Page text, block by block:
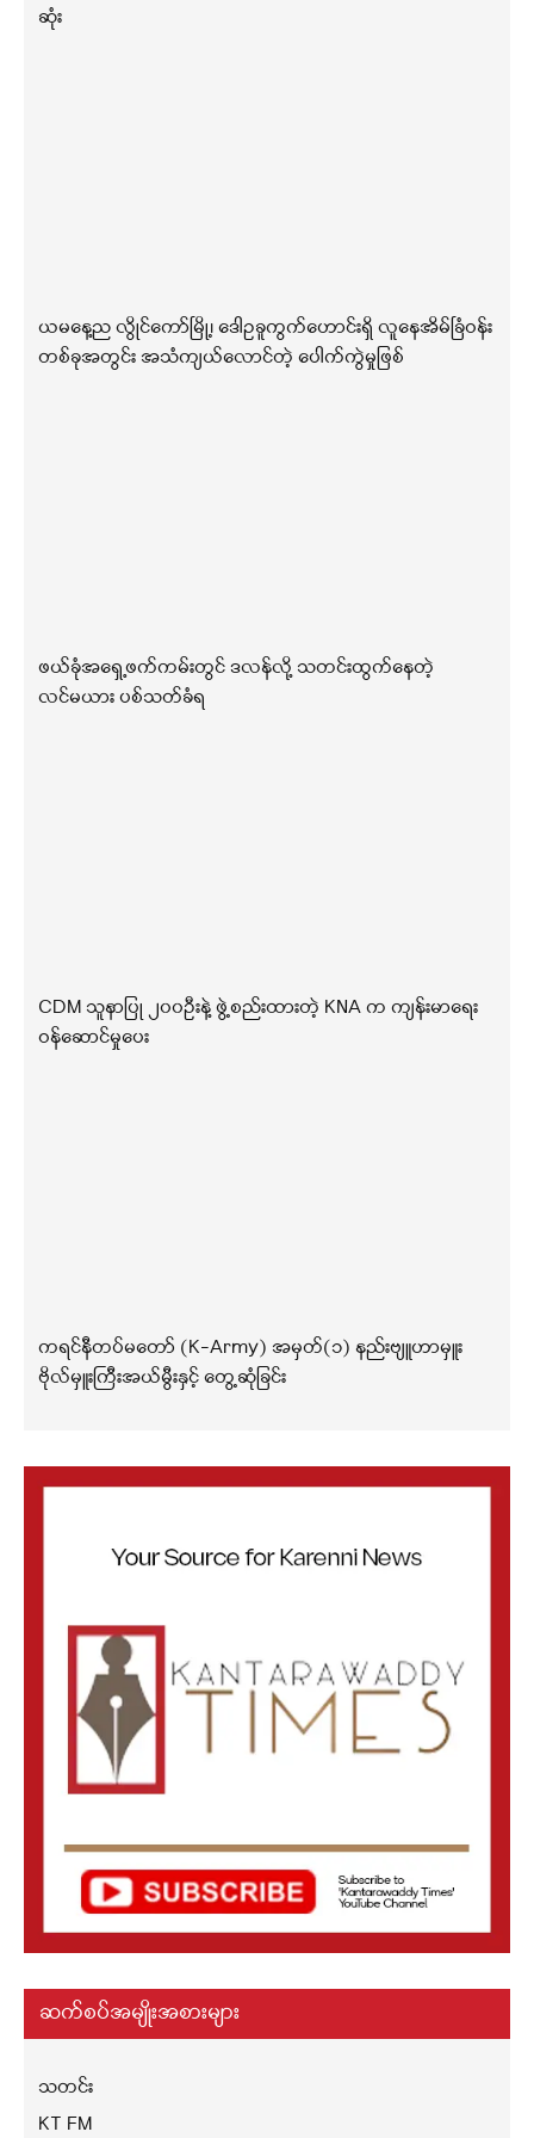
ဆုံး
ယမနေ့ည လွိုင်ကော်မြို့၊ ဒေါဥခူကွက်ဟောင်းရှိ လူနေအိမ်ခြံဝန်း
တစ်ခုအတွင်း အသံကျယ်လောင်တဲ့ ပေါက်ကွဲမှုဖြစ်
ဖယ်ခုံအရှေ့ဖက်ကမ်းတွင် ဒလန်လို့ သတင်းထွက်နေတဲ့
လင်မယား ပစ်သတ်ခံရ
CDM သူနာပြု ၂၀၀ဦးနဲ့ ဖွဲ့စည်းထားတဲ့ KNA က ကျန်းမာရေး
ဝန်ဆောင်မှုပေး
ကရင်နီတပ်မတော် (K-Army) အမှတ်(၁) နည်းဗျူဟာမှူး
ဗိုလ်မှူးကြီးအယ်မွီးနှင့် တွေ့ဆုံခြင်း
ဆက်စပ်အမျိုးအစားများ
သတင်း
KT FM